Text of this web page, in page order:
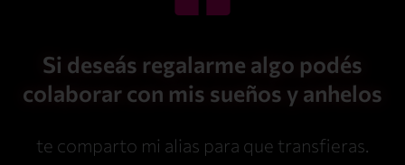
Si deseás regalarme algo podés
colaborar con mis sueños y anhelos
te comparto mi alias para que transfieras.